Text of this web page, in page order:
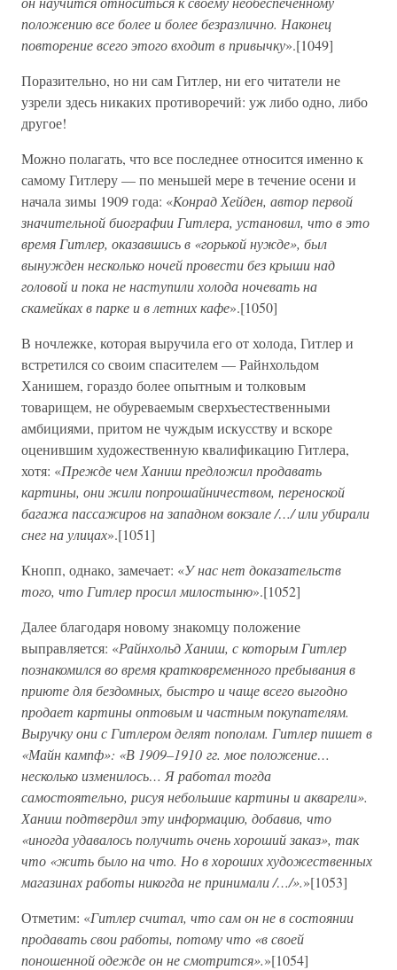
положению все более и более безразлично. Наконец
повторение всего этого входит в привычку».[1049]
Поразительно, но ни сам Гитлер, ни его читатели не
узрели здесь никаких противоречий: уж либо одно, либо
другое!
Можно полагать, что все последнее относится именно к
самому Гитлеру — по меньшей мере в течение осени и
начала зимы 1909 года: «Конрад Хейден, автор первой
значительной биографии Гитлера, установил, что в это
время Гитлер, оказавшись в «горькой нужде», был
вынужден несколько ночей провести без крыши над
головой и пока не наступили холода ночевать на
скамейках в парке и в летних кафе».[1050]
В ночлежке, которая выручила его от холода, Гитлер и
встретился со своим спасителем — Райнхольдом
Ханишем, гораздо более опытным и толковым
товарищем, не обуреваемым сверхъестественными
амбициями, притом не чуждым искусству и вскоре
оценившим художественную квалификацию Гитлера,
хотя: «Прежде чем Ханиш предложил продавать
картины, они жили попрошайничеством, переноской
багажа пассажиров на западном вокзале /…/ или убирали
снег на улицах».[1051]
Кнопп, однако, замечает: «У нас нет доказательств
того, что Гитлер просил милостыню».[1052]
Далее благодаря новому знакомцу положение
выправляется: «Райнхольд Ханиш, с которым Гитлер
познакомился во время кратковременного пребывания в
приюте для бездомных, быстро и чаще всего выгодно
продает картины оптовым и частным покупателям.
Выручку они с Гитлером делят пополам. Гитлер пишет в
«Майн кампф»: «В 1909–1910 гг. мое положение…
несколько изменилось… Я работал тогда
самостоятельно, рисуя небольшие картины и акварели».
Ханиш подтвердил эту информацию, добавив, что
«иногда удавалось получить очень хороший заказ», так
что «жить было на что. Но в хороших художественных
магазинах работы никогда не принимали /…/».»[1053]
Отметим: «Гитлер считал, что сам он не в состоянии
продавать свои работы, потому что «в своей
поношенной одежде он не смотрится».»[1054]